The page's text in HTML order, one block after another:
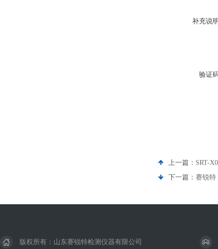
补充说
验证
上一篇： SRT-
下一篇： 赛锐特
版权所有：山东赛锐特检测仪器有限公司